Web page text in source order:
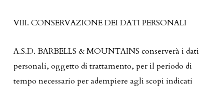
VIII. CONSERVAZIONE DEI DATI PERSONALI
A.S.D. BARBELLS & MOUNTAINS conserverà i dati
personali, oggetto di trattamento, per il periodo di
tempo necessario per adempiere agli scopi indicati